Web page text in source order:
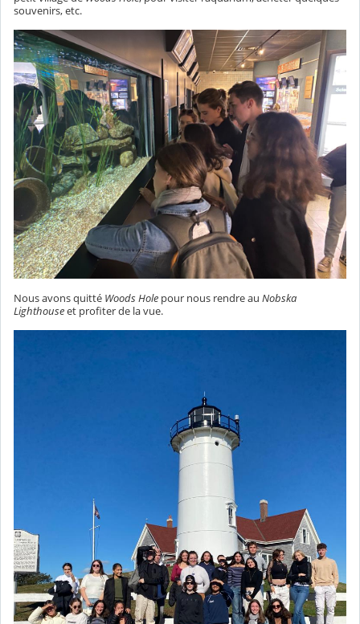
souvenirs, etc.
Nous avons quitté Woods Hole pour nous rendre au Nobska
Lighthouseet profiter de la vue.